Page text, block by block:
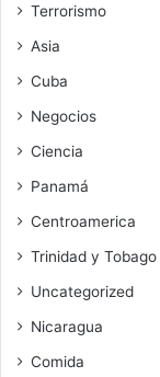
Terrorismo
Asia
Cuba
Negocios
Ciencia
Panamá
Centroamerica
Trinidad y Tobago
Uncategorized
Nicaragua
Comida